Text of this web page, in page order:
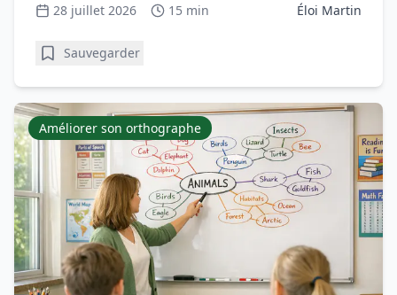
28 juillet 2026 15 min Éloi Martin
Sauvegarder
Améliorer son orthographe